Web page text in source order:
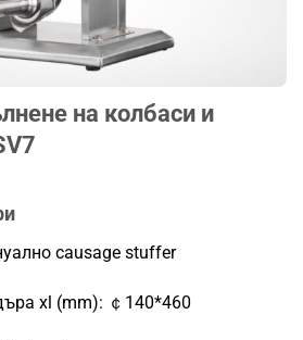
на колбаси и
сausage stuffer
xl (mm): ￠140*460